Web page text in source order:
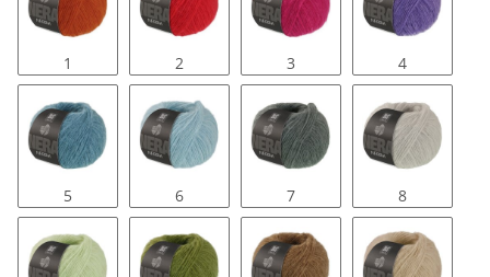
1 2 3 4
5 6 7 8